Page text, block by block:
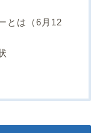
とは（6月12